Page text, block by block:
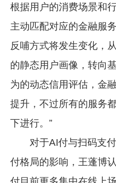
根据用户的消费场景和
主动匹配对应的金融服
反哺方式将发生变化，
的静态用户画像，转向
为的动态信用评估，金
提升，不过所有的服务
下进行。”
对于AI付与扫码支付
付格局的影响，王蓬博